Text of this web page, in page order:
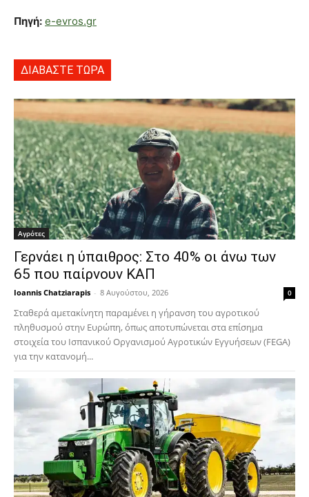
Πηγή: e-evros.gr
ΔΙΑΒΑΣΤΕ ΤΩΡΑ
Αγρότες
Γερνάει η ύπαιθρος: Στο 40% οι άνω των
65 που παίρνουν ΚΑΠ
Ioannis Chatziarapis - 8 Αυγούστου, 2026 0
Σταθερά αμετακίνητη παραμένει η γήρανση του αγροτικού
πληθυσμού στην Ευρώπη, όπως αποτυπώνεται στα επίσημα
στοιχεία του Ισπανικού Οργανισμού Αγροτικών Εγγυήσεων (FEGA)
για την κατανομή...